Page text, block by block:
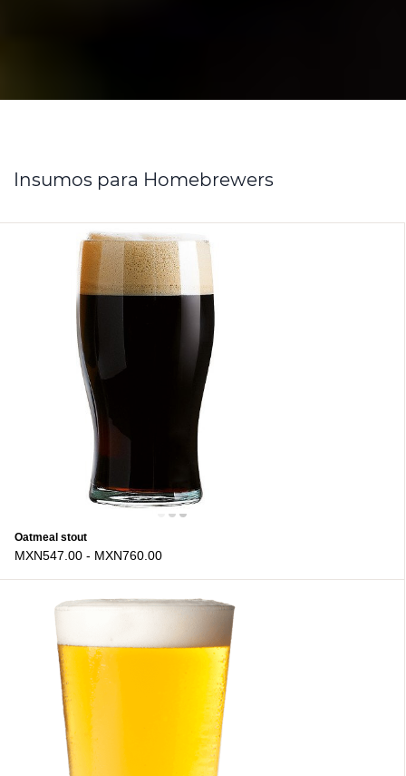
Insumos para Homebrewers
Oatmeal stout
MXN547.00- MXN760.00